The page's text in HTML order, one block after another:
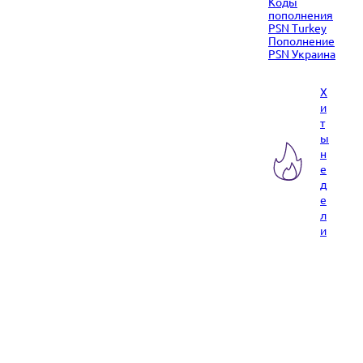
пополнения
PSN Turkey
Пополнение
PSN Украина
Х
и
т
ы
н
е
д
е
л
и